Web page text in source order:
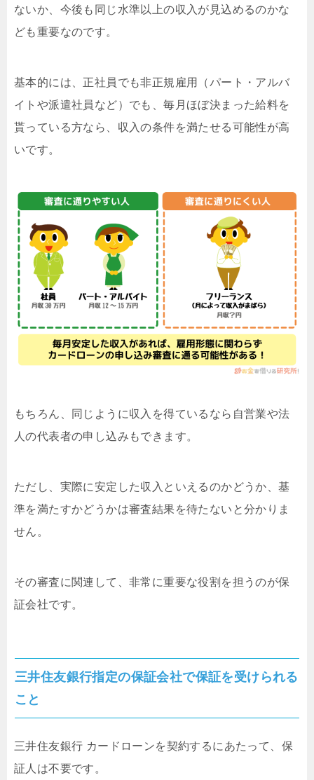
ないか、今後も同じ水準以上の収入が見込めるのかな
ども重要なのです。
基本的には、正社員でも非正規雇用（パート・アルバ
イトや派遣社員など）でも、毎月ほぼ決まった給料を
貰っている方なら、収入の条件を満たせる可能性が高
いです。
もちろん、同じように収入を得ているなら自営業や法
人の代表者の申し込みもできます。
ただし、実際に安定した収入といえるのかどうか、基
準を満たすかどうかは審査結果を待たないと分かりま
せん。
その審査に関連して、非常に重要な役割を担うのが保
証会社です。
三井住友銀行指定の保証会社で保証を受けられる
こと
三井住友銀行 カードローンを契約するにあたって、保
証人は不要です。